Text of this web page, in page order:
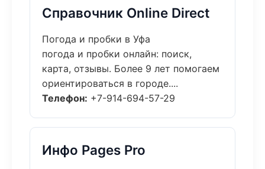
Справочник Online Direct
Погода и пробки в Уфа
погода и пробки онлайн: поиск,
карта, отзывы. Более 9 лет помогаем
ориентироваться в городе....
Телефон: +7-914-694-57-29
Инфо Pages Pro